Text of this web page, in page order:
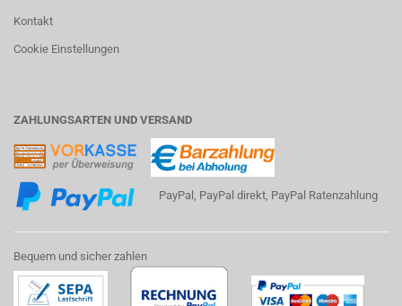
Kontakt
Cookie Einstellungen
ZAHLUNGSARTEN UND VERSAND
PayPal, PayPal direkt, PayPal Ratenzahlung
Bequem und sicher zahlen